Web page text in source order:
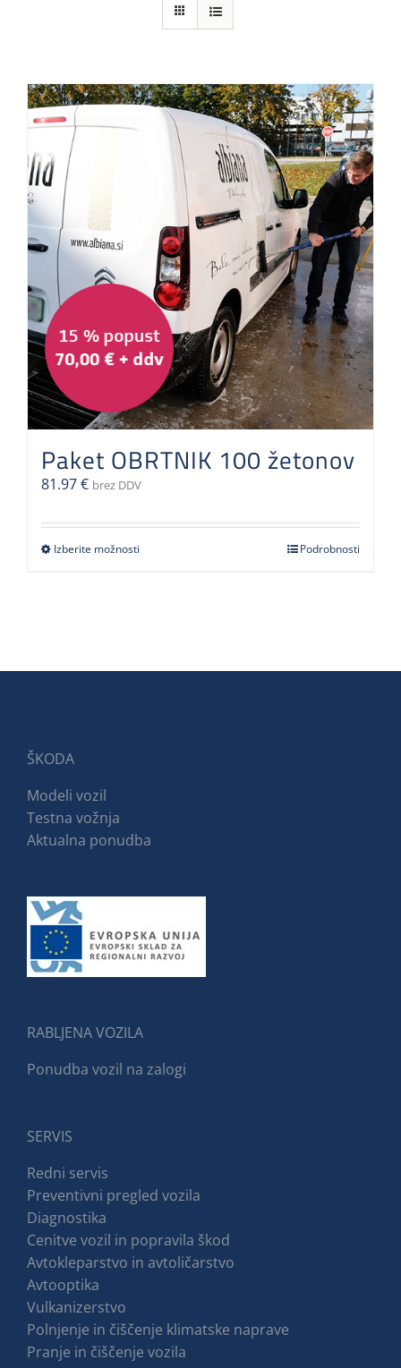
Paket OBRTNIK 100 žetonov
81.97€ brez DDV
Izberite možnosti Podrobnosti
ŠKODA
Modeli vozil
Testna vožnja
Aktualna ponudba
RABLJENA VOZILA
Ponudba vozil na zalogi
SERVIS
Redni servis
Preventivni pregled vozila
Diagnostika
Cenitve vozil in popravila škod
Avtokleparstvo in avtoličarstvo
Avtooptika
Vulkanizerstvo
Polnjenje in čiščenje klimatske naprave
Pranje in čiščenje vozila